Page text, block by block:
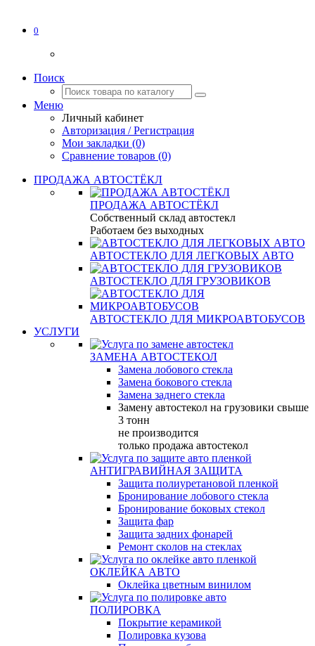
0
Поиск
Меню
Личный кабинет
Авторизация / Регистрация
Мои закладки (0)
Сравнение товаров (0)
ПРОДАЖА АВТОСТЁКЛ
ПРОДАЖА АВТОСТЁКЛ
Собственный склад автостекл
Работаем без выходных
АВТОСТЕКЛО ДЛЯ ЛЕГКОВЫХ АВТО
АВТОСТЕКЛО ДЛЯ ГРУЗОВИКОВ
АВТОСТЕКЛО ДЛЯ МИКРОАВТОБУСОВ
УСЛУГИ
ЗАМЕНА АВТОСТЕКОЛ
Замена лобового стекла
Замена бокового стекла
Замена заднего стекла
Замену автостекол на грузовики свыше
3 тонн
не производится
только продажа автостекол
АНТИГРАВИЙНАЯ ЗАЩИТА
Защита полиуретановой пленкой
Бронирование лобового стекла
Бронирование боковых стекол
Защита фар
Защита задних фонарей
Ремонт сколов на стеклах
ОКЛЕЙКА АВТО
Оклейка цветным винилом
ПОЛИРОВКА
Покрытие керамикой
Полировка кузова